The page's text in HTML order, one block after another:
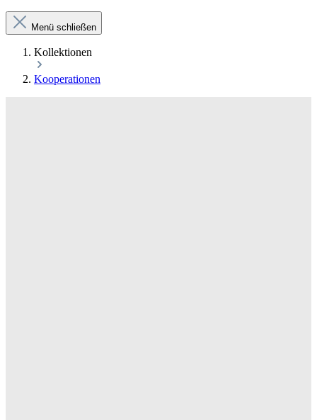
Menü schließen
Kollektionen
Kooperationen